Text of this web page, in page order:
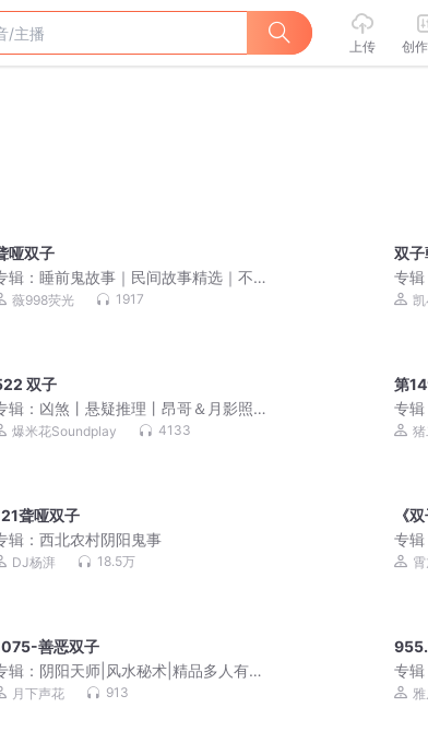
上传 创
哑双子
辑：睡前鬼故事｜民间故事精选｜不
和鬼怪讲道理
薇998荧光 1917
双
专
双子
辑： 凶煞丨悬疑推理丨昂哥＆月影照
年＆盗愁丨精品多人有声
爆米花Soundplay 4133
第
专辑
聋哑双子
辑：西北农村阴阳鬼事
DJ杨湃 18.5万
《
专
善恶双子
辑： 阴阳天师|风水秘术|精品多人有声
|都市爽文|灵异鬼怪|道士法术【超低
月下声花 913
专
VIP